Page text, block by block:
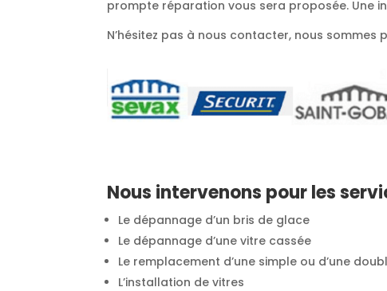
prompte réparation vous sera proposée. Une
N’hésitez pas à nous contacter, nous
Nous intervenons pour les
Le dépannage d’un bris de glace
Le dépannage d’une vitre cassée
Le remplacement d’une simple ou d’une
L’installation de vitres